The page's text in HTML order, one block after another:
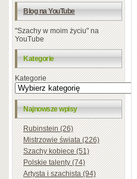
Blog na YouTube
"Szachy w moim życiu" na
YouTube
Kategorie
Kategorie
Najnowsze wpisy
Rubinstein (26)
Mistrzowie świata (226)
Szachy kobiece (51)
Polskie talenty (74)
Artysta i szachista (94)